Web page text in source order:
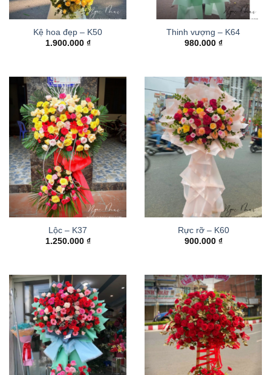
Kệ hoa đẹp – K50
1.900.000 ₫
Thinh vượng – K64
980.000 ₫
Lộc – K37
1.250.000 ₫
Rực rỡ – K60
900.000 ₫